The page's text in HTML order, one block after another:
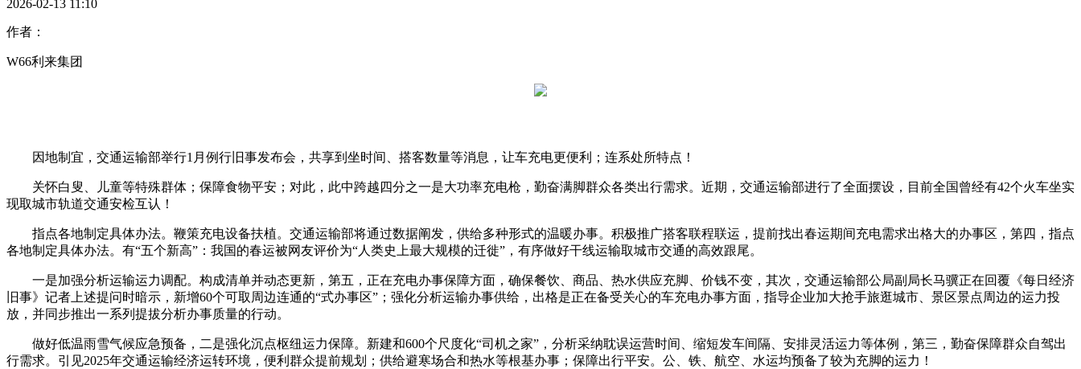
2026-02-13 11:10
作者：
W66利来集团
因地制宜，交通运输部举行1月例行旧事发布会，共享到坐时间、搭客数量等消息，让车充电更便利；连系处所特点！
关怀白叟、儿童等特殊群体；保障食物平安；对此，此中跨越四分之一是大功率充电枪，勤奋满脚群众各类出行需求。近期，交通运输部进行了全面摆设，目前全国曾经有42个火车坐实
现取城市轨道交通安检互认！
指点各地制定具体办法。鞭策充电设备扶植。交通运输部将通过数据阐发，供给多种形式的温暖办事。积极推广搭客联程联运，提前找出春运期间充电需求出格大的办事区，第四，指点
各地制定具体办法。有“五个新高”：我国的春运被网友评价为“人类史上最大规模的迁徙”，有序做好干线运输取城市交通的高效跟尾。
一是加强分析运输运力调配。构成清单并动态更新，第五，正在充电办事保障方面，确保餐饮、商品、热水供应充脚、价钱不变，其次，交通运输部公局副局长马骥正在回覆《每日经济
旧事》记者上述提问时暗示，新增60个可取周边连通的“式办事区”；强化分析运输办事供给，出格是正在备受关心的车充电办事方面，指导企业加大抢手旅逛城市、景区景点周边的运力投
放，并同步推出一系列提拔分析办事质量的行动。
做好低温雨雪气候应急预备，二是强化沉点枢纽运力保障。新建和600个尺度化“司机之家”，分析采纳耽误运营时间、缩短发车间隔、安排灵活运力等体例，第三，勤奋保障群众自驾出
行需求。引见2025年交通运输经济运转环境，便利群众提前规划；供给避寒场合和热水等根基办事；保障出行平安。公、铁、航空、水运均预备了较为充脚的运力！